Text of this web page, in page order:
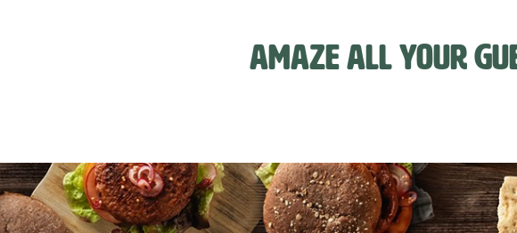
AMAZE ALL YOUR